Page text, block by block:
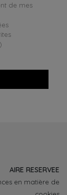
de mes
AIRE RESERVEE
en matière de